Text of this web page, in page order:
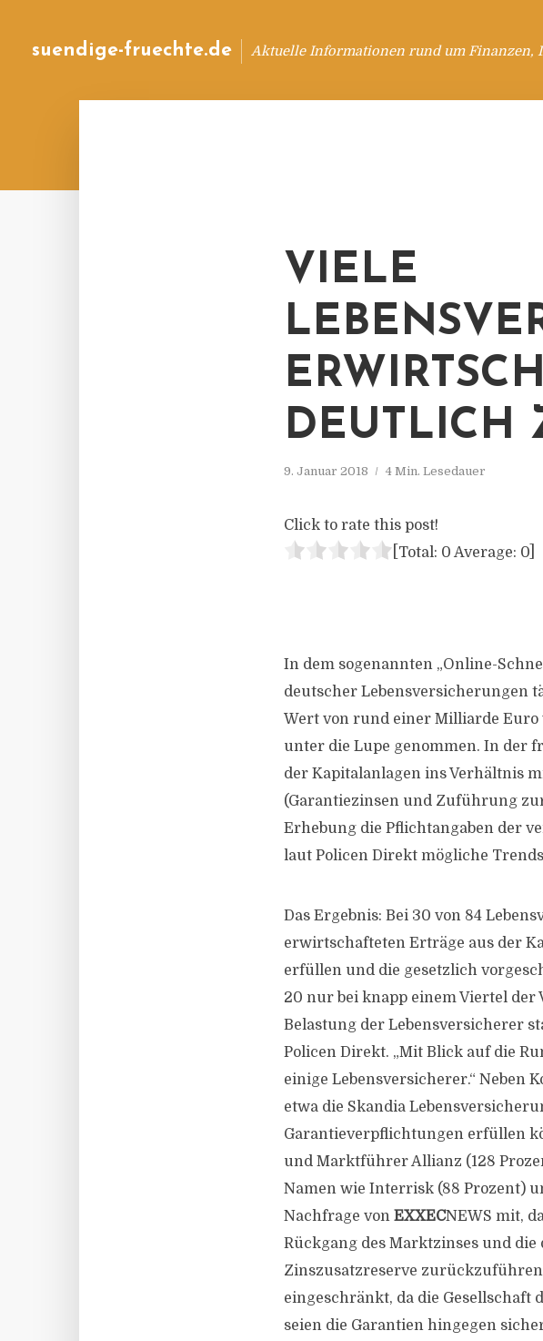
suendige-fruechte.de Aktuelle Informationen rund um Finanzen,
VIELE
DEUTLICH
9. Januar 2018 4 Min. Lesedauer
Click to rate this post!
[Total: 0 Average: 0
In dem sogenannten „Online-
deutscher Lebensversicherungen
Wert von rund einer Milliarde
unter die Lupe genommen. In der
der Kapitalanlagen ins Verhältnis
(Garantiezinsen und Zuführung
Erhebung die Pflichtangaben der
laut Policen Direkt mögliche
Das Ergebnis: Bei 30 von 84
erwirtschafteten Erträge aus der
erfüllen und die gesetzlich
20 nur bei knapp einem Viertel der
Belastung der Lebensversicherer
Policen Direkt. „Mit Blick auf die
einige Lebensversicherer.“ Neben
etwa die Skandia
Garantieverpflichtungen erfüllen
und Marktführer Allianz (128
Namen wie Interrisk (88 Prozent)
Nachfrage von EXXECNEWS mit,
Rückgang des Marktzinses und
Zinszusatzreserve zurückzuführen
eingeschränkt, da die Gesellschaft
seien die Garantien hingegen